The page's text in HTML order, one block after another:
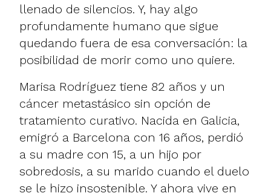
llenado de silencios. Y, hay algo
profundamente humano que sigue
quedando fuera de esa conversación: la
posibilidad de morir como uno quiere.
Marisa Rodríguez tiene 82 años y un
cáncer metastásico sin opción de
tratamiento curativo. Nacida en Galicia,
emigró a Barcelona con 16 años, perdió
a su madre con 15, a un hijo por
sobredosis, a su marido cuando el duelo
se le hizo insostenible. Y ahora vive en